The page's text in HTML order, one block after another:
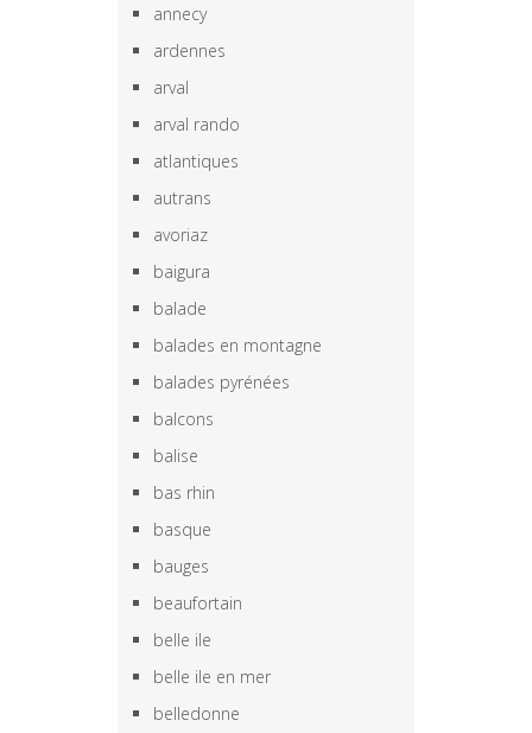
annecy
ardennes
arval
arval rando
atlantiques
autrans
avoriaz
baigura
balade
balades en montagne
balades pyrénées
balcons
balise
bas rhin
basque
bauges
beaufortain
belle ile
belle ile en mer
belledonne